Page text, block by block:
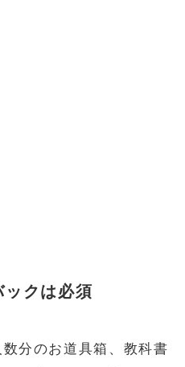
ックは必須
分のお道具箱、教科書